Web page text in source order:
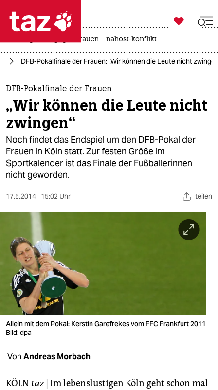
 taz zahl ich
taz zahl ich
themen
politik
öko
gesellschaft
kultur
sport
nord
wahrheit
verlag
verlag
veranstaltungen
fragen & hilfe
unterstützen

taz zahl ich
gewalt gegen frauen nahost-konflikt
DFB-Pokalfinale der Frauen: „Wir können die Leute nicht
DFB-Pokalfinale der Frauen
„Wir können die Leute nicht
zwingen“
Noch findet das Endspiel um den DFB-Pokal der
Frauen in Köln statt. Zur festen Größe im
Sportkalender ist das Finale der Fußballerinnen
nicht geworden.
17.5.2014 15:02 Uhr teilen
Allein mit dem Pokal: Kerstin Garefrekes vom FFC Frankfurt 2011
Bild: dpa
Von Andreas Morbach
KÖLN taz| Im lebenslustigen Köln geht schon mal